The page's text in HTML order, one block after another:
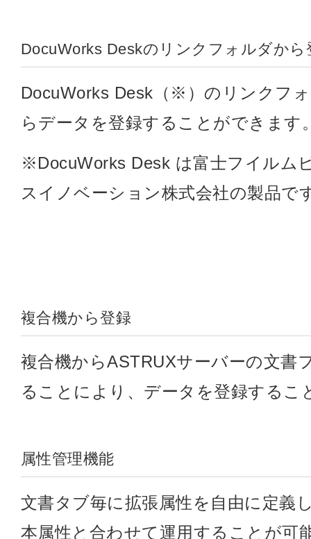
DocuWorks Deskのリンクフォルダから
DocuWorks Desk（※）のリンクフ
らデータを登録することができます
※DocuWorks Desk は富士フイルム
スイノベーション株式会社の製品で
複合機から登録
複合機からASTRUXサーバーの文書
ることにより、データを登録するこ
属性管理機能
文書タブ毎に拡張属性を自由に定義
本属性と合わせて運用することが可